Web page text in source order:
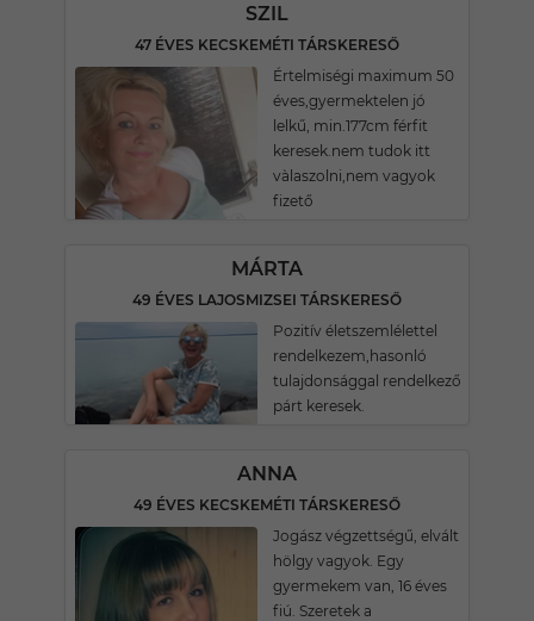
SZIL
47 ÉVES KECSKEMÉTI TÁRSKERESŐ
Értelmiségi maximum 50
éves,gyermektelen jó
lelkű, min.177cm férfit
keresek.nem tudok itt
vàlaszolni,nem vagyok
fizető
MÁRTA
49 ÉVES LAJOSMIZSEI TÁRSKERESŐ
Pozitív életszemlélettel
rendelkezem,hasonló
tulajdonsággal rendelkező
párt keresek.
ANNA
49 ÉVES KECSKEMÉTI TÁRSKERESŐ
Jogász végzettségű, elvált
hölgy vagyok. Egy
gyermekem van, 16 éves
fiú. Szeretek a